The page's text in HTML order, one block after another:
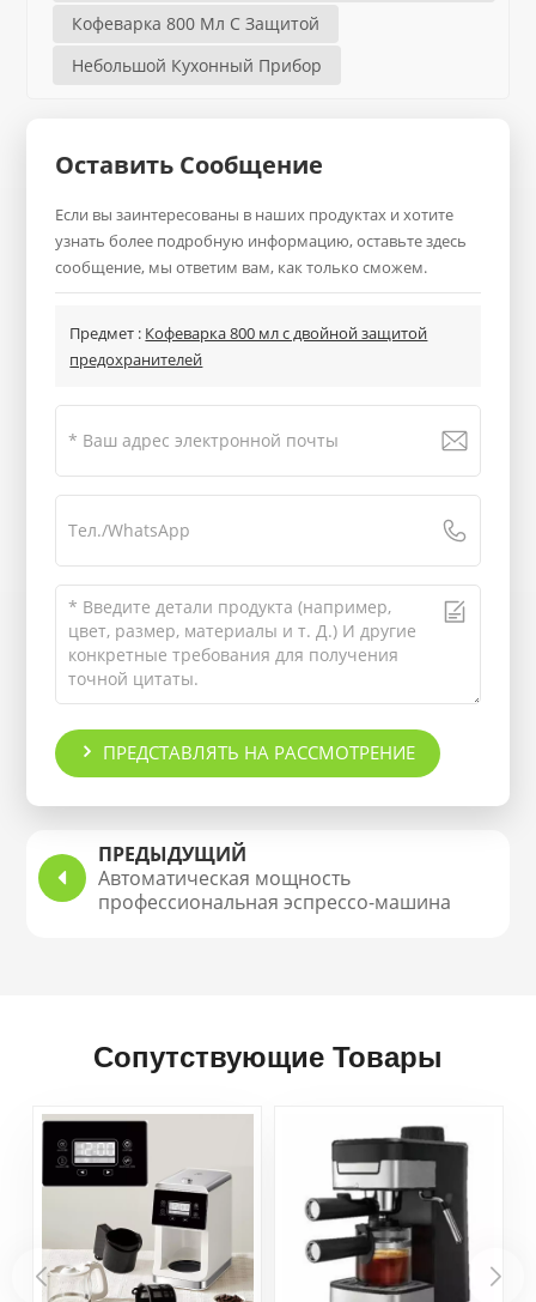
Кофеварка 800 Мл С Защитой
Небольшой Кухонный Прибор
Оставить Сообщение
Если вы заинтересованы в наших продуктах и хотите
узнать более подробную информацию, оставьте здесь
сообщение, мы ответим вам, как только сможем.
Предмет : Кофеварка 800 мл с двойной защитой
предохранителей
ПРЕДСТАВЛЯТЬ НА РАССМОТРЕНИЕ
ПРЕДЫДУЩИЙ
Автоматическая мощность
профессиональная эспрессо-машина
Сопутствующие Товары